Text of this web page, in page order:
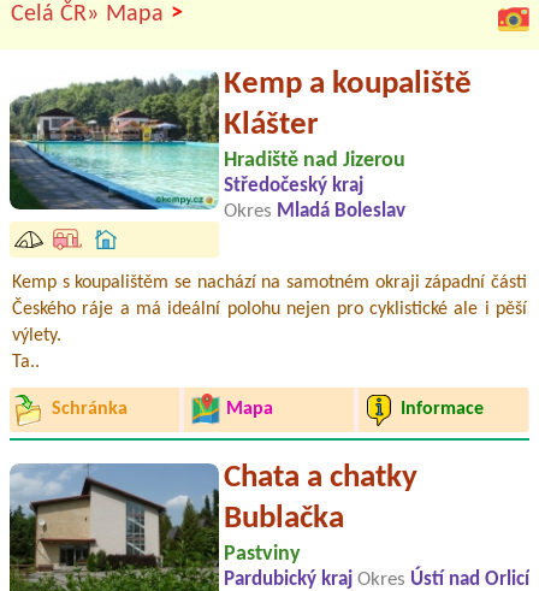
Celá ČR» Mapa >
Kemp a koupaliště
Klášter
Hradiště nad Jizerou
Středočeský kraj
Okres Mladá Boleslav
Kemp s koupalištěm se nachází na samotném okraji západní části
Českého ráje a má ideální polohu nejen pro cyklistické ale i pěší
výlety.
Ta..
Schránka Mapa Informace
Chata a chatky
Bublačka
Pastviny
Pardubický kraj Okres Ústí nad Orlicí